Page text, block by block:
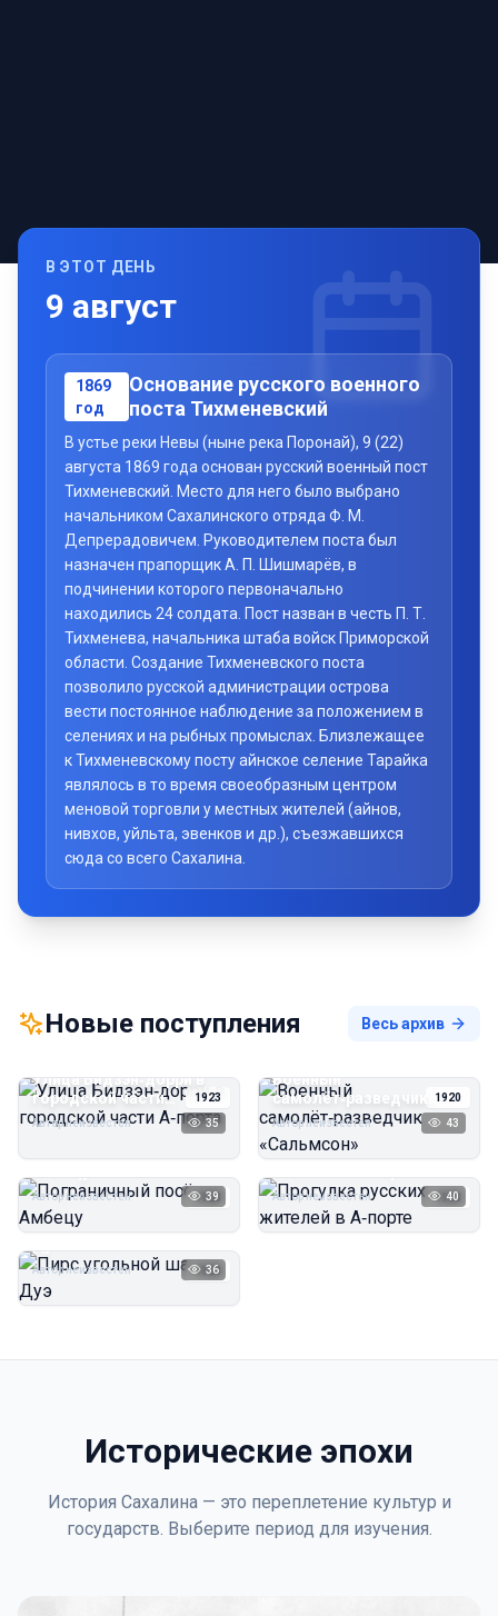
В ЭТОТ ДЕНЬ
9 август
1869
год
Основание русского военного
поста Тихменевский
В устье реки Невы (ныне река Поронай), 9 (22)
августа 1869 года основан русский военный пост
Тихменевский. Место для него было выбрано
начальником Сахалинского отряда Ф. М.
Депрерадовичем. Руководителем поста был
назначен прапорщик А. П. Шишмарёв, в
подчинении которого первоначально
находились 24 солдата. Пост назван в честь П. Т.
Тихменева, начальника штаба войск Приморской
области. Создание Тихменевского поста
позволило русской администрации острова
вести постоянное наблюдение за положением в
селениях и на рыбных промыслах. Близлежащее
к Тихменевскому посту айнское селение Тарайка
являлось в то время своеобразным центром
меновой торговли у местных жителей (айнов,
нивхов, уйльта, эвенков и др.), съезжавшихся
сюда со всего Сахалина.
Новые поступления Весь архив
1923
Улица Бидзэн‑дорри в
городской части
А‑порта
Автор неизвестен 35
1920
Военный
самолёт‑разведчик
«Сальмсон»
Автор неизвестен 43
1923
Автор неизвестен 39 1923
Прогулка русских
Автор неизвестен 40
1923
Пирс угольной шахты
Автор неизвестен 36
Исторические эпохи
История Сахалина — это переплетение культур и
государств. Выберите период для изучения.